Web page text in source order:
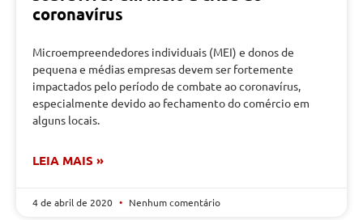
coronavírus
Microempreendedores individuais (MEI) e donos de
pequena e médias empresas devem ser fortemente
impactados pelo período de combate ao coronavírus,
especialmente devido ao fechamento do comércio em
alguns locais.
LEIA MAIS »
4 de abril de 2020 Nenhum comentário